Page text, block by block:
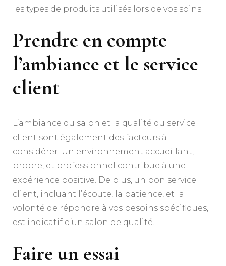
les types de produits utilisés lors de vos soins.
Prendre en compte
l’ambiance et le service
client
L’ambiance du salon et la qualité du service
client sont également des facteurs à
considérer. Un environnement accueillant,
propre, et professionnel contribue à une
expérience positive. De plus, un bon service
client, incluant l’écoute, la patience, et la
volonté de répondre à vos besoins spécifiques,
est indicatif d’un salon de qualité.
Faire un essai